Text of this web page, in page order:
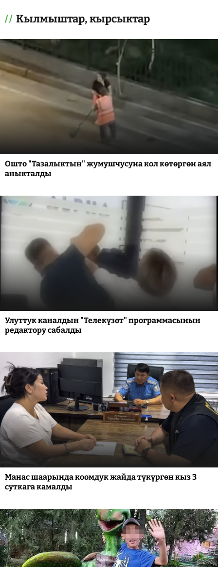
Кылмыштар, кырсыктар
Ошто "Тазалыктын" жумушчусуна кол көтөргөн аял
аныкталды
Улуттук каналдын "Телекүзөт" программасынын
редактору сабалды
Манас шаарында коомдук жайда түкүргөн кыз 3
суткага камалды